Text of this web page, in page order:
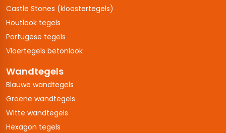
Castle Stones (kloostertegels)
Houtlook tegels
Portugese tegels
Vloertegels betonlook
Wandtegels
Blauwe wandtegels
Groene wandtegels
Witte wandtegels
Hexagon tegels